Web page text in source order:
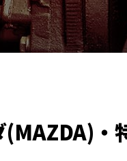
(MAZDA)・